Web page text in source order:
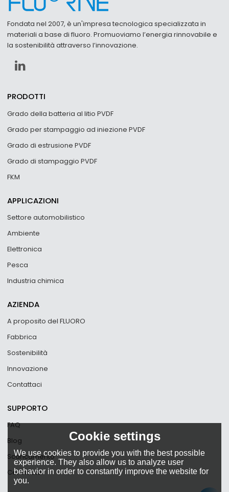
Fondata nel 2007, è un'impresa tecnologica specializzata in
materiali a base di fluoro. Promuoviamo l’energia rinnovabile e
la sostenibilità attraverso l’innovazione.
PRODOTTI
Grado della batteria al litio PVDF
Grado per stampaggio ad iniezione PVDF
Grado di estrusione PVDF
Grado di stampaggio PVDF
FKM
APPLICAZIONI
Settore automobilistico
Ambiente
Elettronica
Pesca
Industria chimica
AZIENDA
A proposito del FLUORO
Fabbrica
Sostenibilità
Innovazione
Contattaci
SUPPORTO
FAQ
Blog
Scaricamento
Certificato
Cookie settings
We use cookies to provide you with the best possible
experience. They also allow us to analyze user
behavior in order to constantly improve the website for
you.